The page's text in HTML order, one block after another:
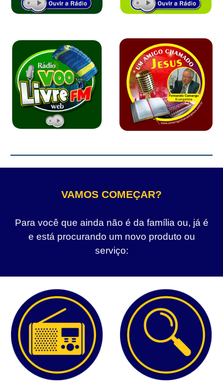
VAMOS COMEÇAR?
Para você que ainda não é da família ou, já é
e está procurando um novo produto ou
serviço: